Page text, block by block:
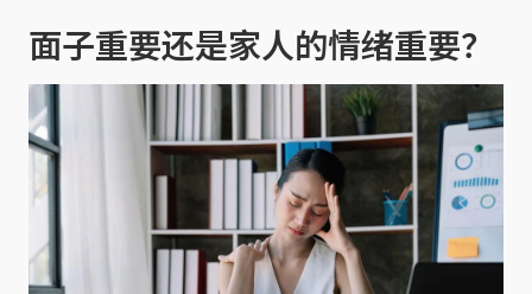
面子重要还是家人的情绪重要？